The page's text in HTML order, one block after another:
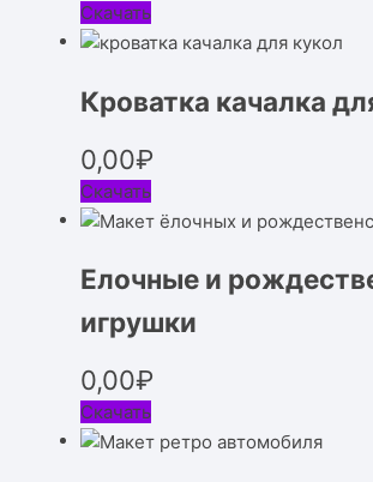
Скачать
Кроватка качалка
0,00₽
Скачать
Елочные и
игрушки
0,00₽
Скачать